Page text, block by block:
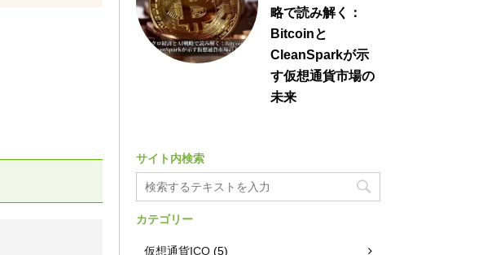
略で読み解く：
Bitcoinと
CleanSparkが示
す仮想通貨市場の
未来
サイト内検索
カテゴリー
仮想通貨ICO (5)